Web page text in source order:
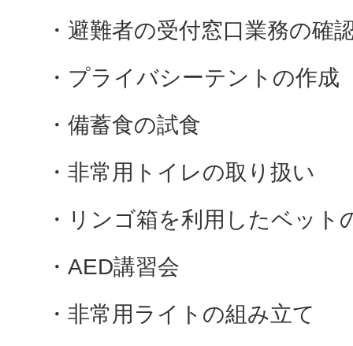
・避難者の受付窓口業務の確
・プライバシーテントの作成
・備蓄食の試食
・非常用トイレの取り扱い
・リンゴ箱を利用したベット
・AED講習会
・非常用ライトの組み立て